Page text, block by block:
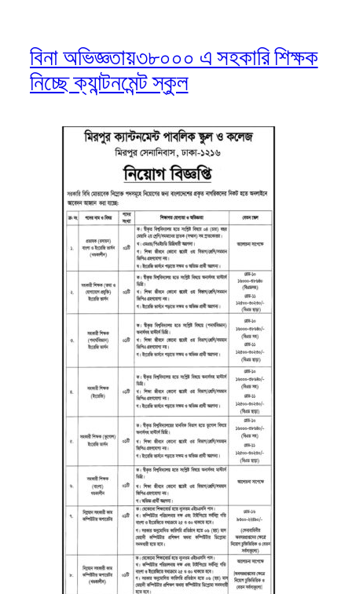
বিনা অভিজ্ঞতায়৩৮০০০ এ সহকারি শিক্ষক
নিচ্ছে ক্যান্টনমেন্ট স্কুল